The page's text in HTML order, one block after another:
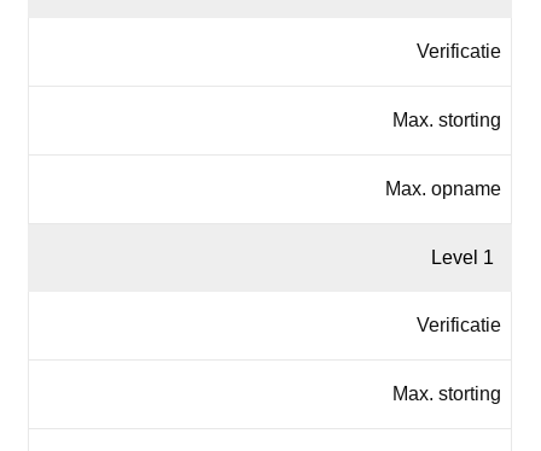
Verificatie
Max. storting
Max. opname
Level 1
Verificatie
Max. storting